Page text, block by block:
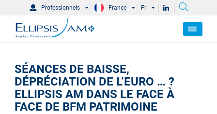
Professionnels France Fr
SÉANCES DE BAISSE,
DÉPRÉCIATION DE L’EURO … ?
ELLIPSIS AM DANS LE FACE À
FACE DE BFM PATRIMOINE